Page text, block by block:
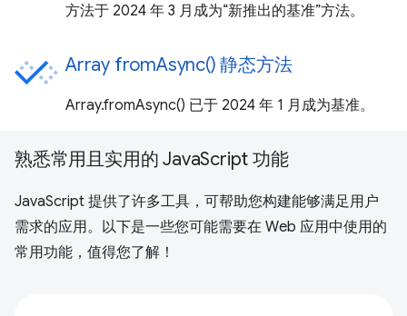
方法于 2024 年 3 月成为“新推出的基准”方法。
Array fromAsync() 静态方法
Array.fromAsync() 已于 2024 年 1 月成为基准。
熟悉常用且实用的 JavaScript 功能
JavaScript 提供了许多工具，可帮助您构建能够满足用户
需求的应用。以下是一些您可能需要在 Web 应用中使用的
常用功能，值得您了解！